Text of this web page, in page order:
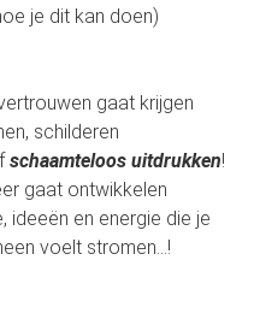
je dit kan doen)
gaat krijgen
schilderen
schaamteloos uitdrukken!
gaat ontwikkelen
ideeën en energie die je
voelt stromen...!